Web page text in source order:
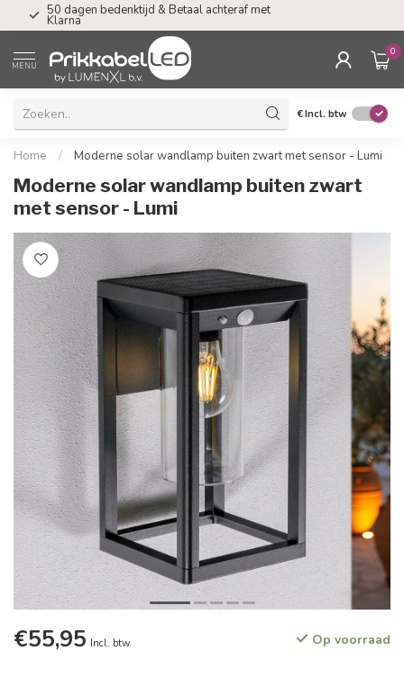
50 dagen bedenktijd & Betaal achteraf met
Klarna
MENU
0
€Incl. btw
Home / Moderne solar wandlamp buiten zwart met sensor - Lumi
Moderne solar wandlamp buiten zwart
met sensor - Lumi
€55,95 Incl. btw Op voorraad